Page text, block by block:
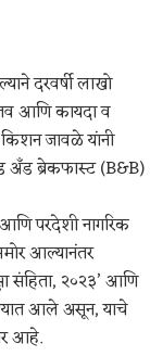
दरवर्षी लाखो
आणि कायदा व
किशन जावळे यांनी
अँड ब्रेकफास्ट (B&B)
परदेशी नागरिक
आल्यानंतर
संहिता, २०२३’ आणि
आले असून, याचे
आहे.